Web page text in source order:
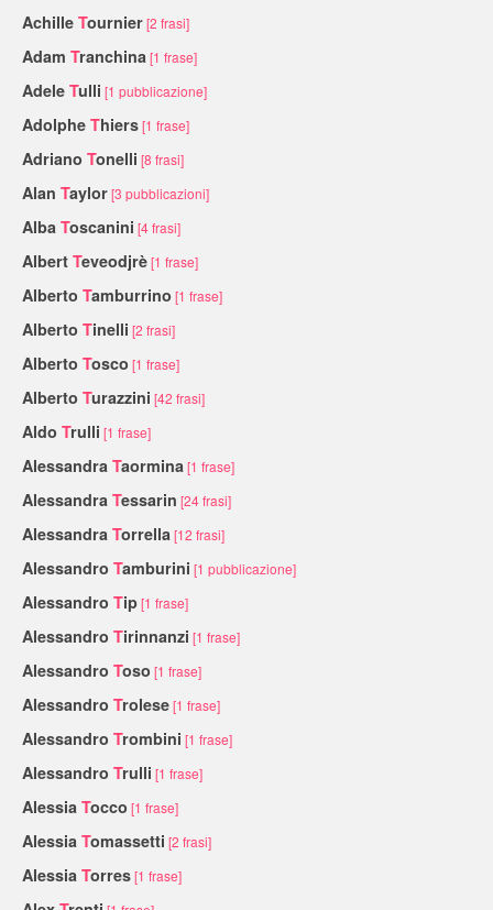
Achille Tournier[2 frasi]
Adam Tranchina [1 frase]
Adele Tulli [1 pubblicazione]
Adolphe Thiers[1 frase]
Adriano Tonelli [8 frasi]
Alan Taylor[3 pubblicazioni]
Alba Toscanini [4 frasi]
Albert Teveodjrè[1 frase]
Alberto Tamburrino [1 frase]
Alberto Tinelli [2 frasi]
Alberto Tosco [1 frase]
Alberto Turazzini [42 frasi]
Aldo Trulli [1 frase]
Alessandra Taormina [1 frase]
Alessandra Tessarin [24 frasi]
Alessandra Torrella [12 frasi]
Alessandro Tamburini [1 pubblicazione]
Alessandro Tip[1 frase]
Alessandro Tirinnanzi [1 frase]
Alessandro Toso [1 frase]
Alessandro Trolese[1 frase]
Alessandro Trombini [1 frase]
Alessandro Trulli [1 frase]
Alessia Tocco [1 frase]
Alessia Tomassetti [2 frasi]
Alessia Torres[1 frase]